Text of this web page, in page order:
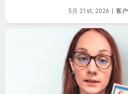
5月 21st, 2026 客户